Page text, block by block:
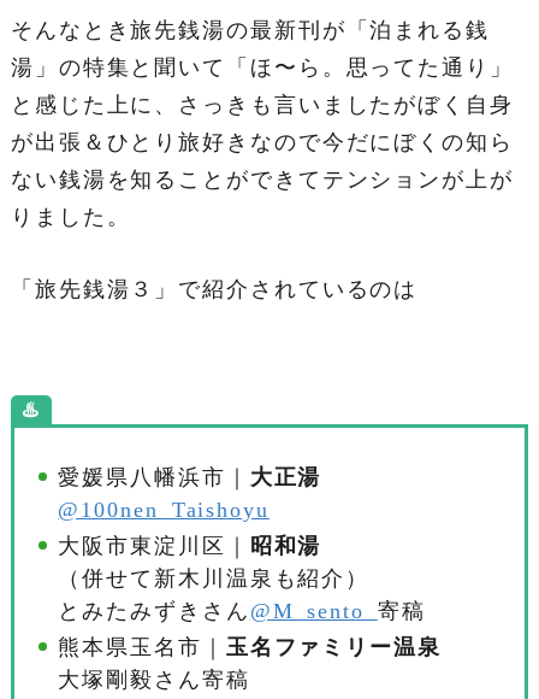
そんなとき旅先銭湯の最新刊が「泊まれる銭
湯」の特集と聞いて「ほ〜ら。思ってた通り」
と感じた上に、さっきも言いましたがぼく自身
が出張＆ひとり旅好きなので今だにぼくの知ら
ない銭湯を知ることができてテンションが上が
りました。
「旅先銭湯３」で紹介されているのは
♨️
愛媛県八幡浜市｜ 大正湯
@100nen_Taishoyu
大阪市東淀川区｜
昭和湯
（併せて新木川温泉も紹介）
とみたみずきさん @M_sento_ 寄稿
熊本県玉名市｜ 玉名ファミリー温泉
大塚剛毅さん寄稿